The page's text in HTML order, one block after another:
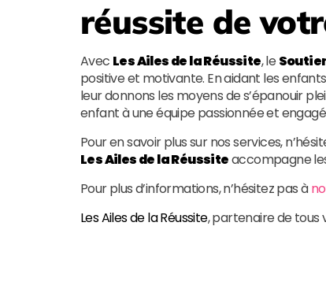
réussite de
Avec Les Ailes de la Réussite, le
positive et motivante. En aidant les
leur donnons les moyens de s’épanouir
enfant à une équipe passionnée et
Pour en savoir plus sur nos services,
Les Ailes de la Réussiteaccompagne
Pour plus d’informations, n’hésitez pas à
Les Ailes de la Réussite, partenaire de tous